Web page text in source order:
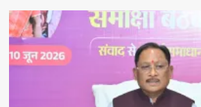
कौड़ूटोला
बना
अपशिष्ट
प्रबंधन